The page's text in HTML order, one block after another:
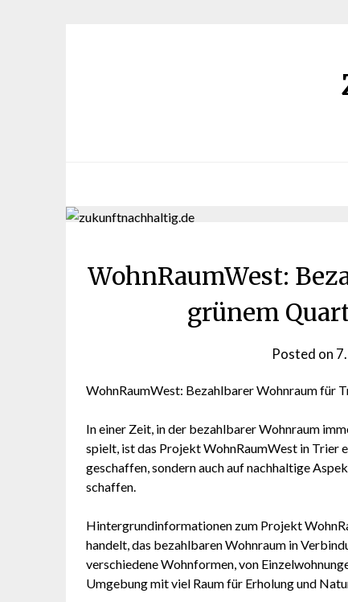
WohnRaumWest:
grünem
Posted on
WohnRaumWest: Bezahlbarer Wohnraum für
In einer Zeit, in der bezahlbarer Wohnraum
spielt, ist das Projekt WohnRaumWest in
geschaffen, sondern auch auf nachhaltige
schaffen.
Hintergrundinformationen zum Projekt
handelt, das bezahlbaren Wohnraum in
verschiedene Wohnformen, von
Umgebung mit viel Raum für Erholung und